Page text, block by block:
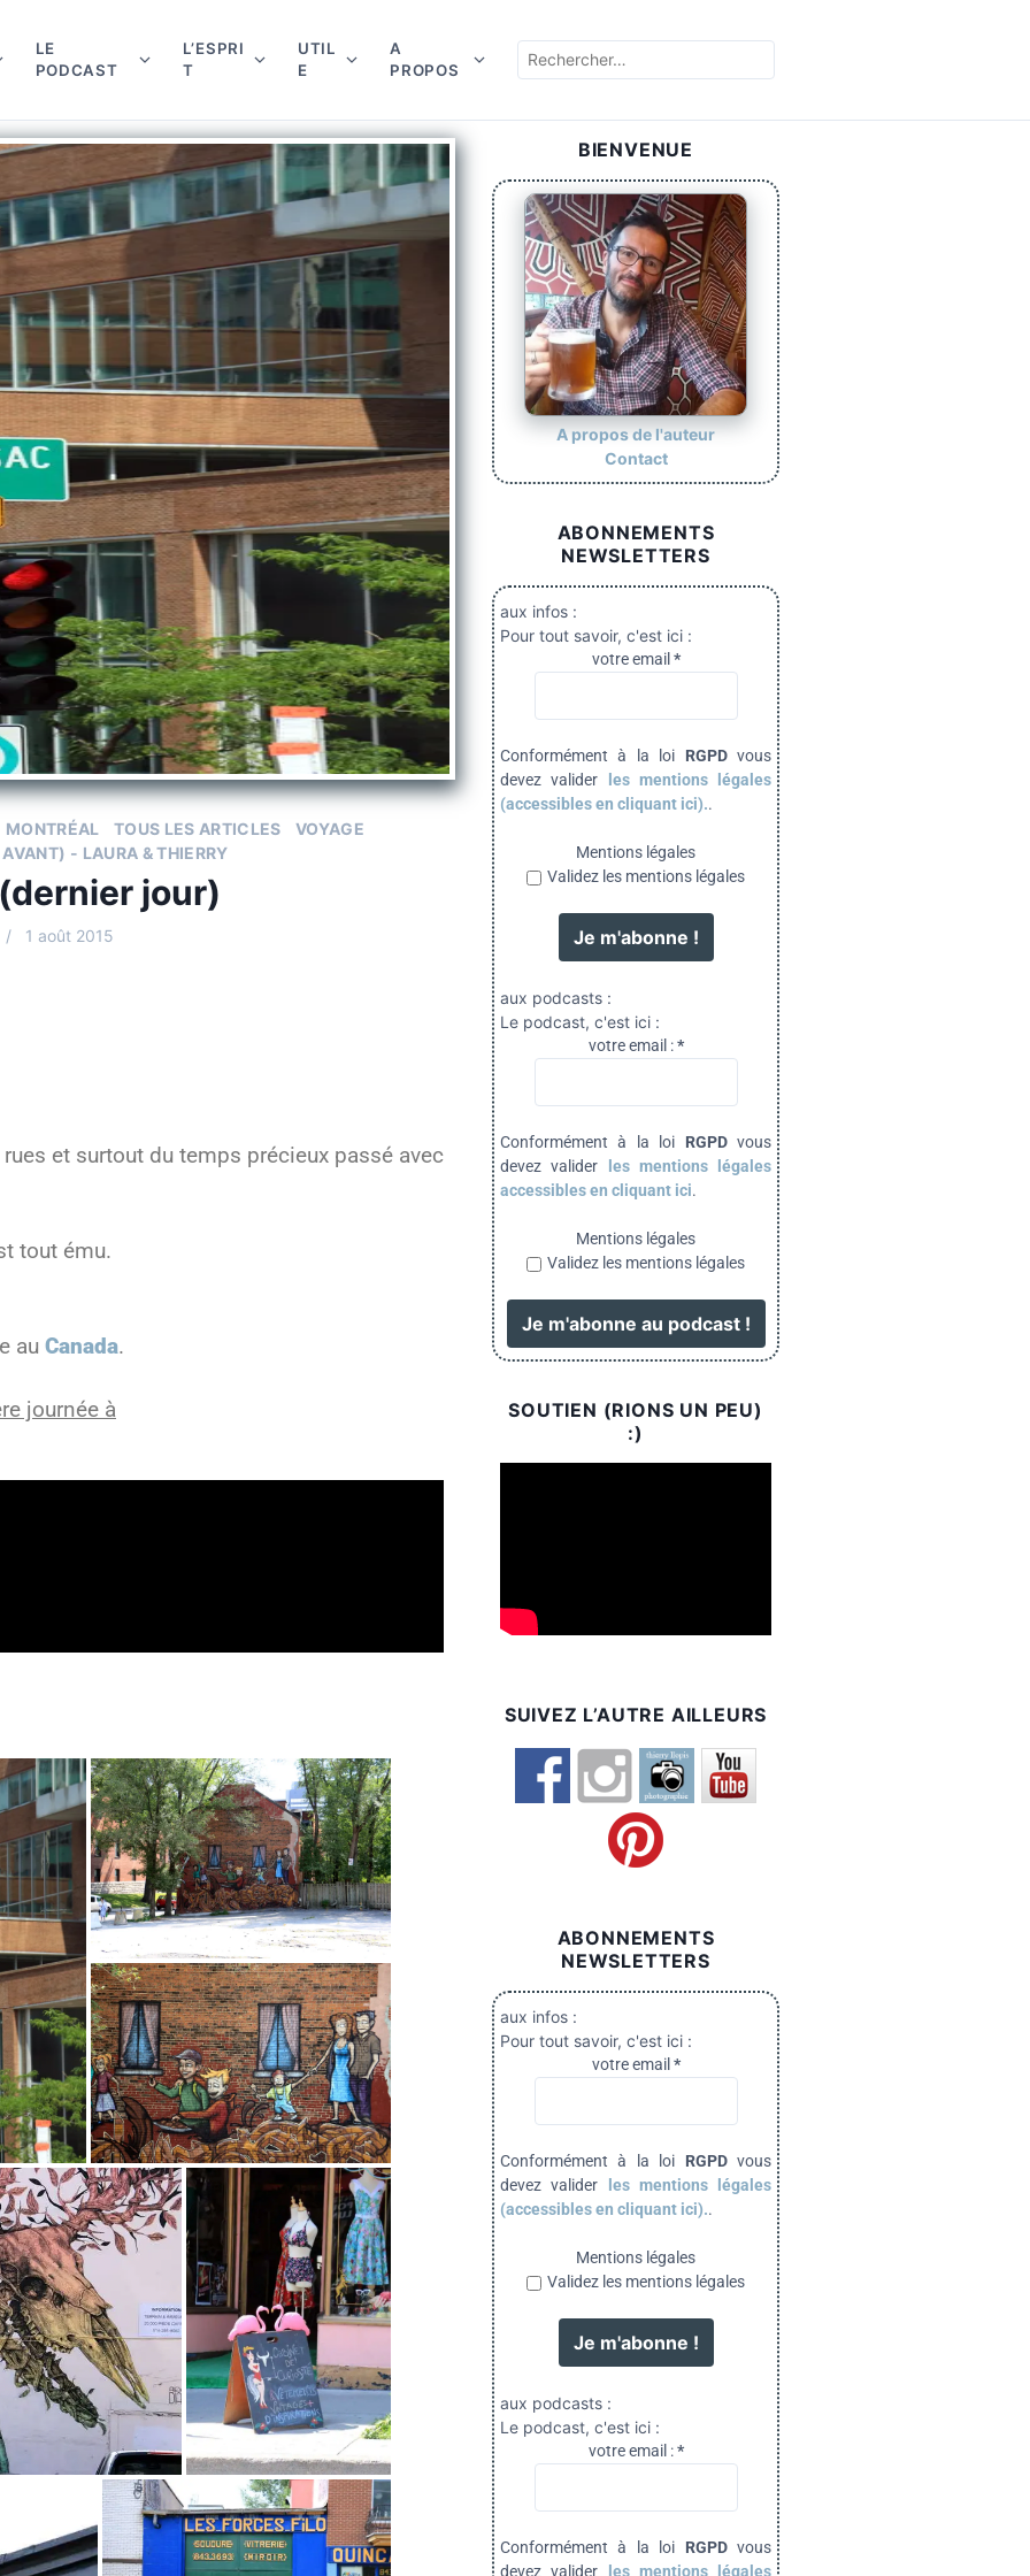
LE
PODCAST
L’ESPRI
T
UTIL
E
A
PROPOS
MONTRÉAL TOUS LES ARTICLES
VOYAGE
- LAURA & THIERRY
jour)
1 août 2015
et surtout du temps précieux passé avec
tout ému.
au Canada.
journée à
BIENVENUE
A propos de l'auteur
Contact
ABONNEMENTS
NEWSLETTERS
aux infos :
Pour tout savoir, c'est ici :
votre email *
Conformément à la loi RGPDvous
devez valider
les mentions légales
(accessibles en cliquant ici)..
Mentions légales
Validez les mentions légales
aux podcasts :
Le podcast, c'est ici :
votre email :*
Conformément à la loi RGPDvous
devez valider
les mentions légales
accessibles en cliquant ici.
Mentions légales
Validez les mentions légales
SOUTIEN (RIONS UN PEU)
:)
SUIVEZ L’AUTRE AILLEURS
ABONNEMENTS
NEWSLETTERS
aux infos :
Pour tout savoir, c'est ici :
votre email *
Conformément à la loi RGPDvous
devez valider
les mentions légales
(accessibles en cliquant ici)..
Mentions légales
Validez les mentions légales
aux podcasts :
Le podcast, c'est ici :
votre email :*
Conformément à la loi RGPDvous
devez valider
les mentions légales